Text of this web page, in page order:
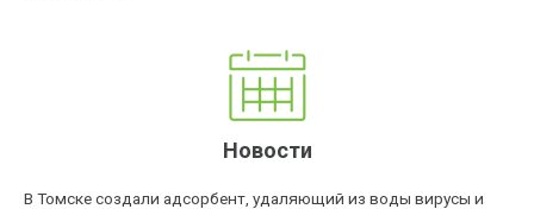
Новости
В Томске создали адсорбент, удаляющий из воды вирусы и